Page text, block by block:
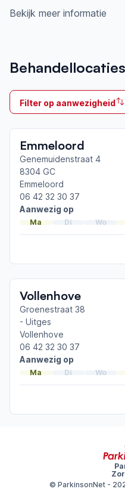
Bekijk meer informatie
2019
Ik behandel
Op locatie & Thuis
netwerk
Noordoostpolder
Afgeronde
ParkinsonNet congres
ParkinsonNet congres
Cognitie en
Filter op aanwezigheid
Emmeloord
Genemuidenstraat 4
8304 GC
Emmeloord
06 42 32 30 37
Aanwezig op
Ma Di Wo
Vollenhove
Groenestraat 38
- Uitges
Vollenhove
06 42 32 30 37
Aanwezig op
Ma Di Wo
© ParkinsonNet -